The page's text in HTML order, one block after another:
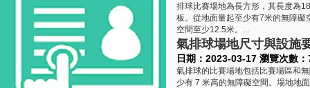
排球比賽場地為長方形，其長度為
板。從地面量起至少有7米的無障
空間至少12.5米。...
氣排球場地尺寸與設施
日期：2023-03-17 瀏覽次數
氣排球的比賽場地包括比賽場區和
少有 7 米高的無障礙空間。場地地